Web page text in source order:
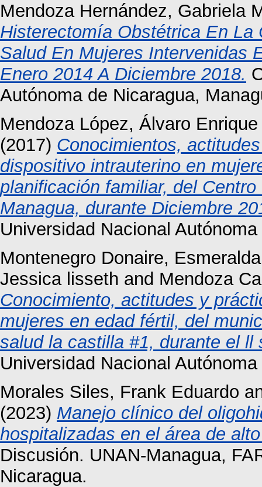
Mendoza Hernández, Gabriela
Histerectomía Obstétrica En La
Salud En Mujeres Intervenidas
Enero 2014 A Diciembre 2018.
Autónoma de Nicaragua,
Mendoza López, Álvaro Enrique
(2017) Conocimientos,
dispositivo intrauterino en
planificación familiar, del
Managua, durante Diciembre
Universidad Nacional
Montenegro Donaire,
Jessica lisseth and Mendoza
Conocimiento, actitudes y
mujeres en edad fértil, del
salud la castilla #1, durante el ll
Universidad Nacional
Morales Siles, Frank Eduardo
(2023) Manejo clínico del
hospitalizadas en el área de
Discusión. UNAN-Managua,
Nicaragua.